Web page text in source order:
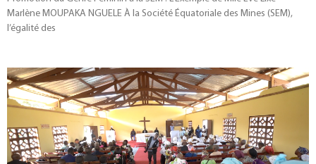
Marlène MOUPAKA NGUELE À la Société Équatoriale des Mines (SEM),
l’égalité des